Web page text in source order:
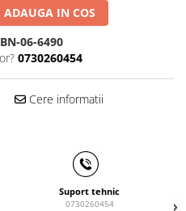
ADAUGA IN COS
BN-06-6490
0730260454
Cere informatii
Suport tehnic
0730260454